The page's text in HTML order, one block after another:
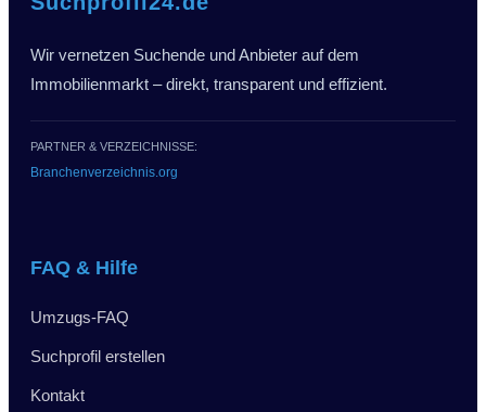
Wir vernetzen Suchende und Anbieter auf dem
Immobilienmarkt – direkt, transparent und effizient.
PARTNER & VERZEICHNISSE:
Branchenverzeichnis.org
FAQ & Hilfe
Umzugs-FAQ
Suchprofil erstellen
Kontakt